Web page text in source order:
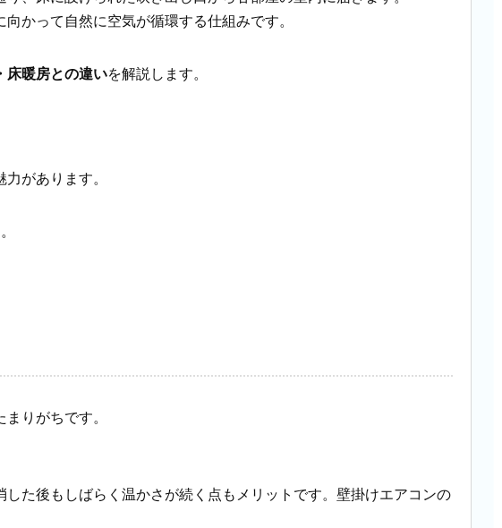
かって自然に空気が循環する仕組みです。
床暖房との違いを解説します。
があります。
りがちです。
た後もしばらく温かさが続く点もメリットです。壁掛けエアコンの